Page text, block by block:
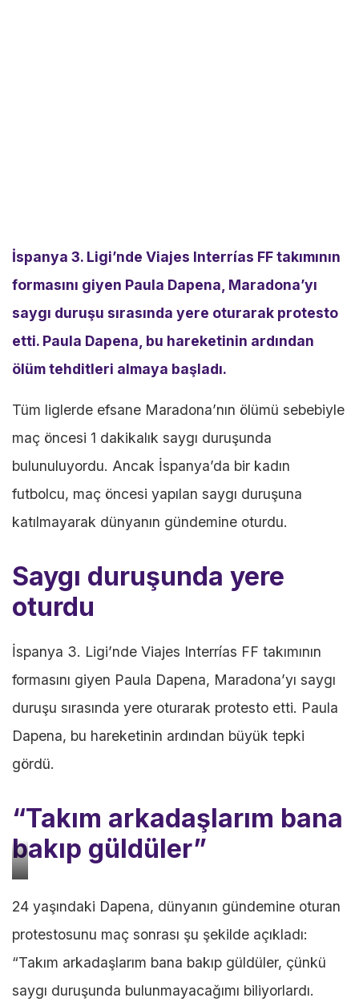
İspanya 3. Ligi’nde Viajes Interrías FF takımının
formasını giyen Paula Dapena, Maradona’yı
saygı duruşu sırasında yere oturarak protesto
etti. Paula Dapena, bu hareketinin ardından
ölüm tehditleri almaya başladı.
Tüm liglerde efsane Maradona’nın ölümü sebebiyle
maç öncesi 1 dakikalık saygı duruşunda
bulunuluyordu. Ancak İspanya’da bir kadın
futbolcu, maç öncesi yapılan saygı duruşuna
katılmayarak dünyanın gündemine oturdu.
Saygı duruşunda yere
oturdu
İspanya 3. Ligi’nde Viajes Interrías FF takımının
formasını giyen Paula Dapena, Maradona’yı saygı
duruşu sırasında yere oturarak protesto etti. Paula
Dapena, bu hareketinin ardından büyük tepki
gördü.
“Takım arkadaşlarım bana
bakıp güldüler”
Dapena
24 yaşındaki Dapena, dünyanın gündemine oturan
protestosunu maç sonrası şu şekilde açıkladı:
“Takım arkadaşlarım bana bakıp güldüler, çünkü
saygı duruşunda bulunmayacağımı biliyorlardı.